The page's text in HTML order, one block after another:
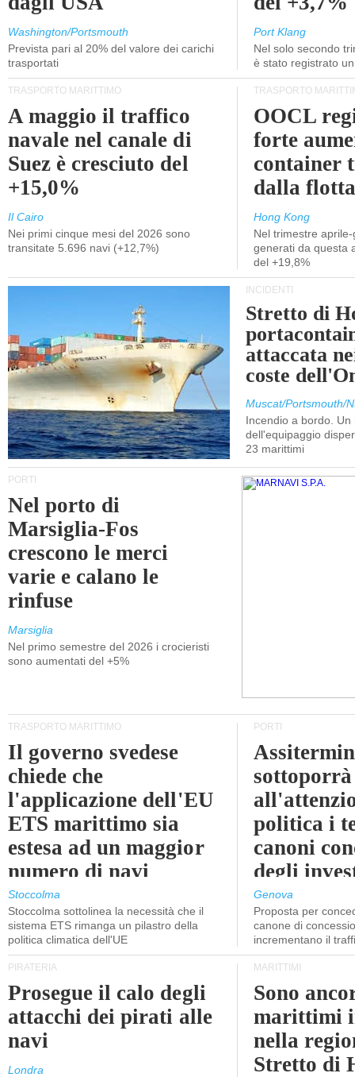
Washington/Portsmouth
Prevista pari al 20% del valore dei carichi
trasportati
Port Klang
Nel solo secondo
è stato registrato
TRASPORTO MARITTIMO
A maggio il traffico
navale nel canale di
Suez è cresciuto del
+15,0%
Il Cairo
Nei primi cinque mesi del 2026 sono
transitate 5.696 navi (+12,7%)
TRASPORTO
OOCL
forte
container
dalla
Hong Kong
Nel trimestre
generati da questa
del +19,8%
INCIDENTI
Stretto di
attaccata
coste
Muscat/Portsmouth/
Incendio a bordo. Un
dell'equipaggio
23 marittimi
PORTI
Nel porto di
Marsiglia-Fos
crescono le merci
varie e calano le
rinfuse
Marsiglia
Nel primo semestre del 2026 i crocieristi
sono aumentati del +5%
TRASPORTO MARITTIMO
Il governo svedese
chiede che
l'applicazione dell'EU
ETS marittimo sia
estesa ad un maggior
numero di navi
Stoccolma
Stoccolma sottolinea la necessità che il
sistema ETS rimanga un pilastro della
politica climatica dell'UE
PORTI
sottoporrà
politica i
canoni
degli
Genova
Proposta per
canone di
incrementano il
PIRATERIA
Prosegue il calo degli
attacchi dei pirati alle
navi
Londra
MARITTIMI
Sono
marittimi
nella
Stretto di